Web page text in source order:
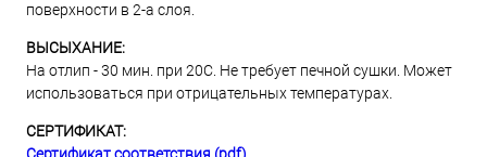
поверхности в 2-а слоя.
ВЫСЫХАНИЕ:
На отлип - 30 мин. при 20С. Не требует печной сушки. Может
использоваться при отрицательных температурах.
СЕРТИФИКАТ: